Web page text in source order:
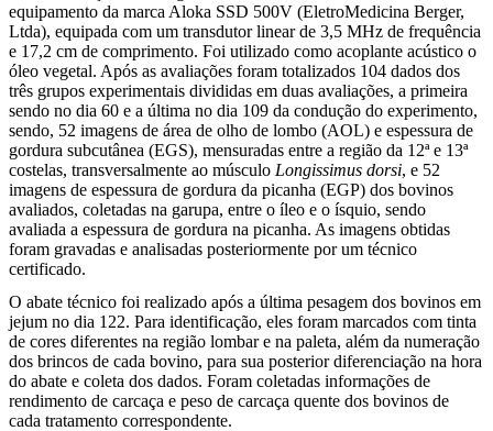
equipamento da marca Aloka SSD 500V (EletroMedicina Berger,
Ltda), equipada com um transdutor linear de 3,5 MHz de frequência
e 17,2 cm de comprimento. Foi utilizado como acoplante acústico o
óleo vegetal. Após as avaliações foram totalizados 104 dados dos
três grupos experimentais divididas em duas avaliações, a primeira
sendo no dia 60 e a última no dia 109 da condução do experimento,
sendo, 52 imagens de área de olho de lombo (AOL) e espessura de
gordura subcutânea (EGS), mensuradas entre a região da 12ª e 13ª
costelas, transversalmente ao músculo Longissimus dorsi, e 52
imagens de espessura de gordura da picanha (EGP) dos bovinos
avaliados, coletadas na garupa, entre o íleo e o ísquio, sendo
avaliada a espessura de gordura na picanha. As imagens obtidas
foram gravadas e analisadas posteriormente por um técnico
certificado.
O abate técnico foi realizado após a última pesagem dos bovinos em
jejum no dia 122. Para identificação, eles foram marcados com tinta
de cores diferentes na região lombar e na paleta, além da numeração
dos brincos de cada bovino, para sua posterior diferenciação na hora
do abate e coleta dos dados. Foram coletadas informações de
rendimento de carcaça e peso de carcaça quente dos bovinos de
cada tratamento correspondente.